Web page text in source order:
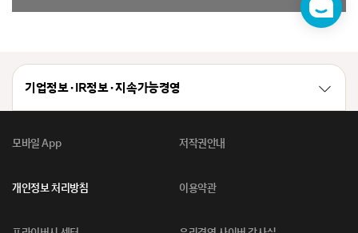
챗
봇
기업정보 · IR정보 · 지속가능경영
모바일 App 저작권안내
개인정보 처리방침 이용약관